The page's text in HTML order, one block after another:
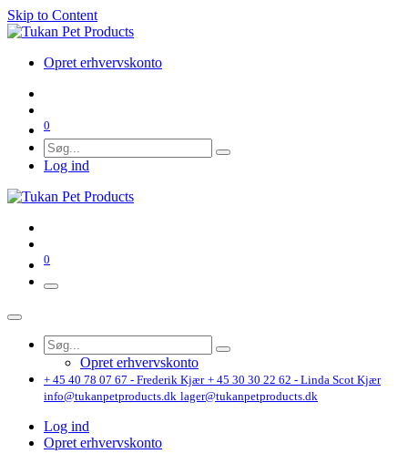
Skip to Content
Opret erhvervskonto
0
Log ind
0
Opret erhvervskonto
+ 45 40 78 07 67 - Frederik Kjær + 45 30 30 22 62 - Linda Scot Kjær
info@tukanpetproducts.dk lager@tukanpetproducts.dk
Log ind
Opret erhvervskonto